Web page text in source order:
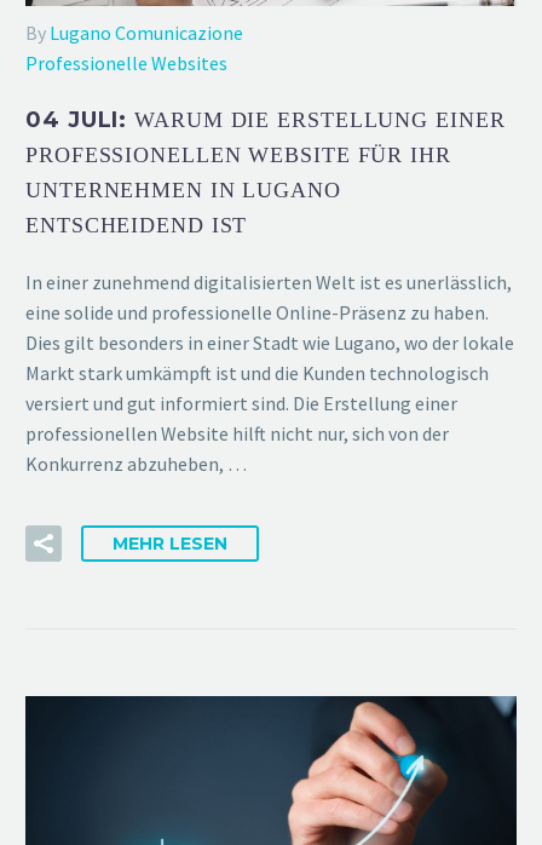
By Lugano Comunicazione
Professionelle Websites
04 JULI:WARUM DIE ERSTELLUNG EINER
PROFESSIONELLEN WEBSITE FÜR IHR
UNTERNEHMEN IN LUGANO
ENTSCHEIDEND IST
In einer zunehmend digitalisierten Welt ist es unerlässlich,
eine solide und professionelle Online-Präsenz zu haben.
Dies gilt besonders in einer Stadt wie Lugano, wo der lokale
Markt stark umkämpft ist und die Kunden technologisch
versiert und gut informiert sind. Die Erstellung einer
professionellen Website hilft nicht nur, sich von der
Konkurrenz abzuheben, …
MEHR LESEN